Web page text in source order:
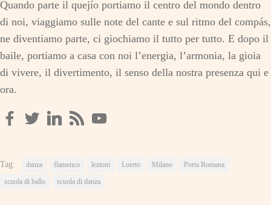
Quando parte il quejío portiamo il centro del mondo dentro
di noi, viaggiamo sulle note del cante e sul ritmo del compás,
ne diventiamo parte, ci giochiamo il tutto per tutto. E dopo il
baile, portiamo a casa con noi l’energia, l’armonia, la gioia
di vivere, il divertimento, il senso della nostra presenza qui e
ora.
Tag: danza flamenco lezioni Loreto Milano
Porta Romana
scuola di ballo
scuola di danza